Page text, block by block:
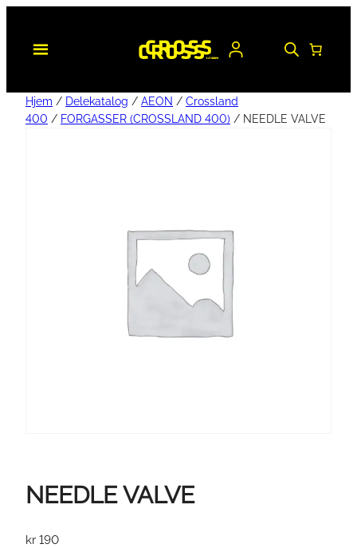
Hjem / Delekatalog / AEON / Crossland
400 / FORGASSER (CROSSLAND 400) / NEEDLE VALVE
NEEDLE VALVE
kr 190